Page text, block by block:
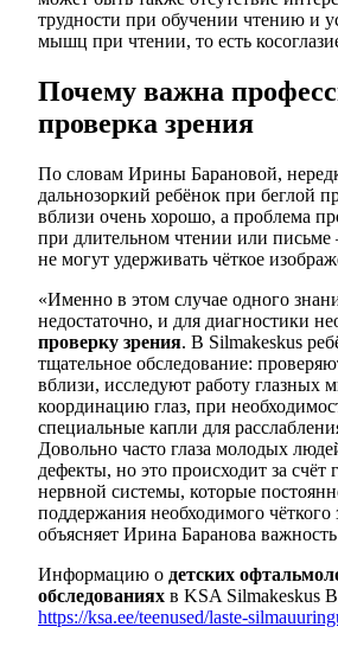
трудности при обучении чтению и
мышц при чтении, то есть
Почему важна
проверка зрения
По словам Ирины Барановой,
дальнозоркий ребёнок при беглой
вблизи очень хорошо, а проблема
при длительном чтении или письме
не могут удерживать чёткое
«Именно в этом случае одного
недостаточно, и для диагностики
проверку зрения. В Silmakeskus
тщательное обследование:
вблизи, исследуют работу глазных
координацию глаз, при
специальные капли для
Довольно часто глаза молодых
дефекты, но это происходит за
нервной системы, которые
поддержания необходимого
объясняет Ирина Баранова
Информацию о детских
обследованиях в KSA Silmakeskus
https://ksa.ee/teenused/laste-